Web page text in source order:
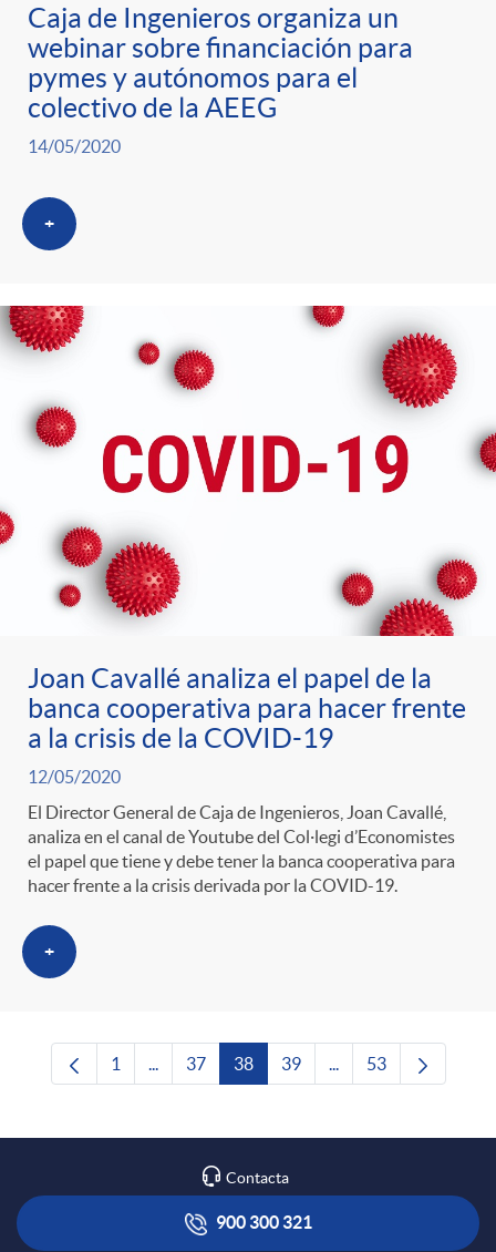
Caja de Ingenieros organiza un
webinar sobre financiación para
pymes y autónomos para el
colectivo de la AEEG
14/05/2020
+
Joan Cavallé analiza el papel de la
banca cooperativa para hacer frente
a la crisis de la COVID-19
12/05/2020
El Director General de Caja de Ingenieros, Joan Cavallé,
analiza en el canal de Youtube del Col·legi d’Economistes
el papel que tiene y debe tener la banca cooperativa para
hacer frente a la crisis derivada por la COVID-19.
+
Página
1 ...Páginas intermedias Use TAB para
Página
37 Página
38 Página
39 ...Páginas intermedias
Página
53
Contacta
900 300 321